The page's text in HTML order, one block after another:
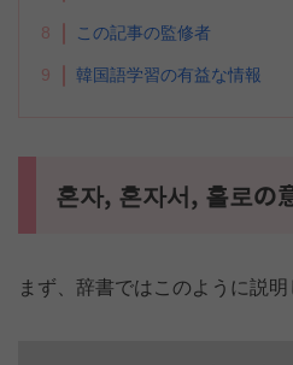
8 この記事の監修者
9 韓国語学習の有益な情報
혼자, 혼자서, 홀로の
まず、辞書ではこのように説明